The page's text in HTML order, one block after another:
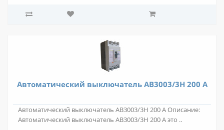
Автоматический выключатель АВ3003/3Н 200 А
Автоматический выключатель АВ3003/3Н 200 А Описание:
Автоматический выключатель АВ3003/3Н 200 А это ..